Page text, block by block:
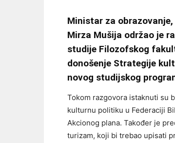
Ministar za
Mirza Mušija održao je
studije Filozofskog
donošenje Strategije
novog studijskog
Tokom razgovora istaknuti su
kulturnu politiku u Federaciji
Akcionog plana. Također je
turizam, koji bi trebao upisati